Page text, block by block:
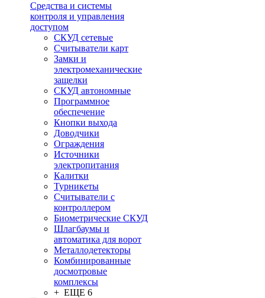
Средства и системы
контроля и управления
доступом
СКУД сетевые
Считыватели карт
Замки и
электромеханические
защелки
СКУД автономные
Программное
обеспечение
Кнопки выхода
Доводчики
Ограждения
Источники
электропитания
Калитки
Турникеты
Считыватели с
контроллером
Биометрические СКУД
Шлагбаумы и
автоматика для ворот
Металлодетекторы
Комбинированные
досмотровые
комплексы
+ ЕЩЕ 6